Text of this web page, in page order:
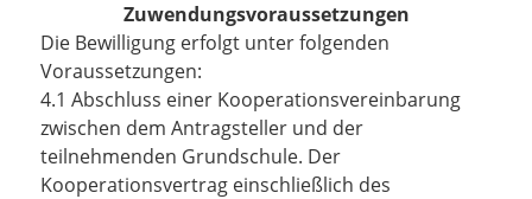
Zuwendungsvoraussetzungen
Die Bewilligung erfolgt unter folgenden
Voraussetzungen:
4.1 Abschluss einer Kooperationsvereinbarung
zwischen dem Antragsteller und der
teilnehmenden Grundschule. Der
Kooperationsvertrag einschließlich des